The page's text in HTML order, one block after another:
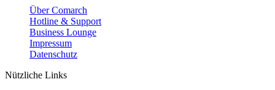
Über Comarch
Hotline & Support
Business Lounge
Impressum
Datenschutz
Nützliche Links